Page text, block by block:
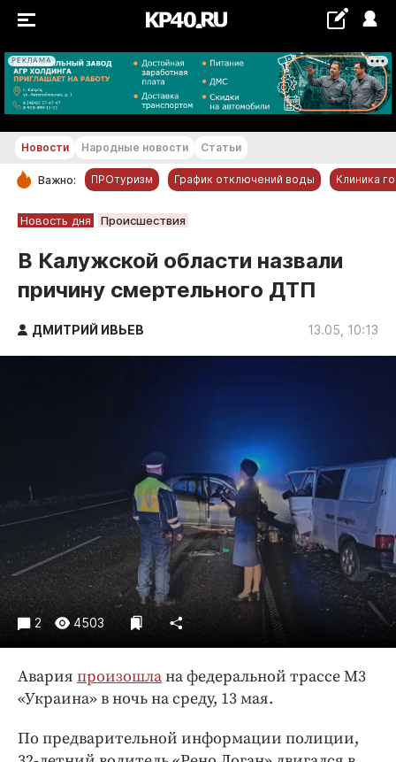
РЕКЛАМА
+18...+19 °С
РУБРИКИ
Новости компаний
Статьи
Народные новости
Авто и транспорт
Недвижимость и ЖКХ
Образование
Общество
Погода
Праздники
Происшествия
Спорт
Экономика и бизнес
ПРОЕКТЫ
Издания
Новости Народные новости Статьи
Важно: ПРОтуризм График отключений воды Клиника
Новость дня Происшествия
В Калужской области назвали
причину смертельного ДТП
ДМИТРИЙ ИВЬЕВ 13.05, 10:13
2 4503
Авария произошлана федеральной трассе М3
«Украина» в ночь на среду, 13 мая.
По предварительной информации полиции,